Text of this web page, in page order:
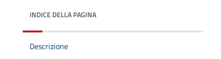
INDICE DELLA PAGINA
Descrizione